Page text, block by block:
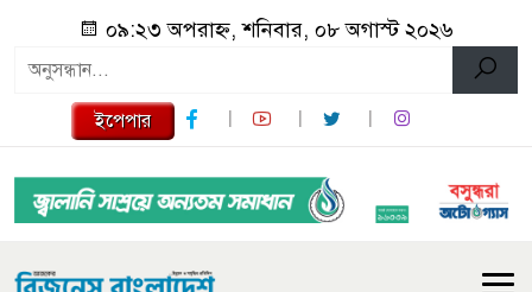
০৯:২৩ অপরাহ্ন, শনিবার, ০৮ অগাস্ট ২০২৬
ইপেপার